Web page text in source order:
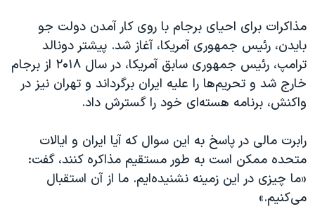
مذاکرات برای احیای برجام با روی کار آمدن دولت جو
بایدن، رئیس جمهوری آمریکا، آغاز شد. پیشتر دونالد
ترامپ، رئیس جمهوری سابق آمریکا، در سال ۲۰۱۸ از برجام
خارج شد و تحریم‌ها را علیه ایران برگرداند و تهران نیز در
واکنش، برنامه هسته‌‌ای خود را گسترش داد.
رابرت مالی در پاسخ به این سوال که آیا ایران و ایالات
متحده ممکن است به طور مستقیم مذاکره کنند، گفت:
«ما چیزی در این زمینه نشنیده‌ایم. ما از آن استقبال
می‌کنیم.»